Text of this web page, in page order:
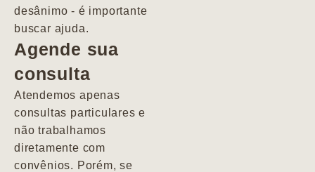
desânimo - é importante
buscar ajuda.
Agende sua
consulta
Atendemos apenas
consultas particulares e
não trabalhamos
diretamente com
convênios. Porém, se